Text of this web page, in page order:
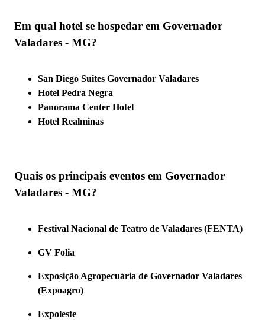
Em qual hotel se hospedar em Governador
Valadares - MG?
San Diego Suites Governador Valadares
Hotel Pedra Negra
Panorama Center Hotel
Hotel Realminas
Quais os principais eventos em Governador
Valadares - MG?
Festival Nacional de Teatro de Valadares (FENTA)
GV Folia
Exposição Agropecuária de Governador Valadares
(Expoagro)
Expoleste